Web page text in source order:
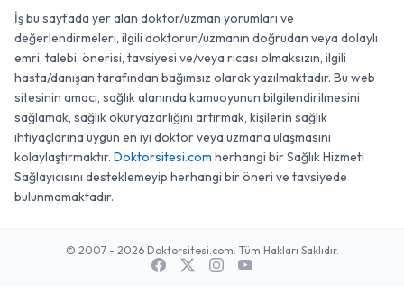
İş bu sayfada yer alan doktor/uzman yorumları ve
değerlendirmeleri, ilgili doktorun/uzmanın doğrudan veya dolaylı
emri, talebi, önerisi, tavsiyesi ve/veya ricası olmaksızın, ilgili
hasta/danışan tarafından bağımsız olarak yazılmaktadır. Bu web
sitesinin amacı, sağlık alanında kamuoyunun bilgilendirilmesini
sağlamak, sağlık okuryazarlığını artırmak, kişilerin sağlık
ihtiyaçlarına uygun en iyi doktor veya uzmana ulaşmasını
kolaylaştırmaktır. Doktorsitesi.com herhangi bir Sağlık Hizmeti
Sağlayıcısını desteklemeyip herhangi bir öneri ve tavsiyede
bulunmamaktadır.
© 2007 - 2026 Doktorsitesi.com. Tüm Hakları Saklıdır.